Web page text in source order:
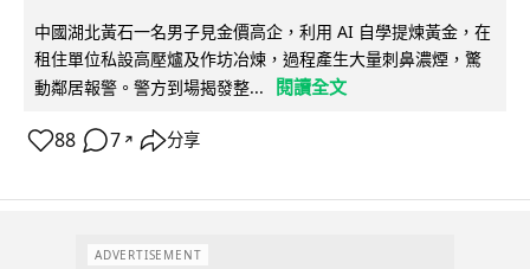
中國湖北黃石一名男子見金價高企，利用 AI 自學提煉黃金，在
租住單位私設高壓爐及作坊冶煉，過程產生大量刺鼻濃煙，驚
動鄰居報警。警方到場揭發整...
閱讀全文
88 7 ↗ 分享
ADVERTISEMENT